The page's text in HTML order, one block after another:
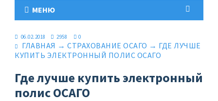
МЕНЮ
06.02.2018 2958 0
ГЛАВНАЯ → СТРАХОВАНИЕ ОСАГО → ГДЕ ЛУЧШЕ
КУПИТЬ ЭЛЕКТРОННЫЙ ПОЛИС ОСАГО
Где лучше купить электронный
полис ОСАГО